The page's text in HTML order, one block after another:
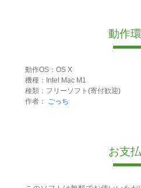
動作
動作OS：OS X
機種：Intel Mac M1
種類：フリーソフト(寄付歓迎)
作者：
ごっち
お支